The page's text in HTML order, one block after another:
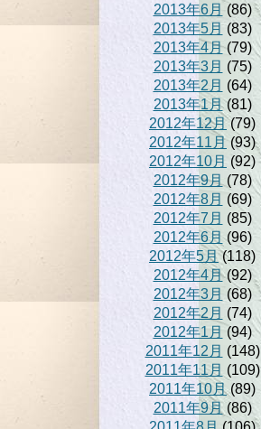
2013年6月 (86)
2013年5月(83)
2013年4月(79)
2013年3月 (75)
2013年2月 (64)
2013年1月(81)
2012年12月(79)
2012年11月 (93)
2012年10月 (92)
2012年9月 (78)
2012年8月 (69)
2012年7月 (85)
2012年6月 (96)
2012年5月(118)
2012年4月(92)
2012年3月 (68)
2012年2月 (74)
2012年1月 (94)
2011年12月 (148)
2011年11月 (109)
2011年10月(89)
2011年9月(86)